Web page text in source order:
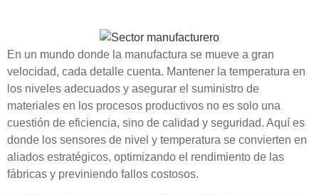
En un mundo donde la manufactura se mueve a gran
velocidad, cada detalle cuenta. Mantener la temperatura en
los niveles adecuados y asegurar el suministro de
materiales en los procesos productivos no es solo una
cuestión de eficiencia, sino de calidad y seguridad. Aquí es
donde los sensores de nivel y temperatura se convierten en
aliados estratégicos, optimizando el rendimiento de las
fábricas y previniendo fallos costosos.